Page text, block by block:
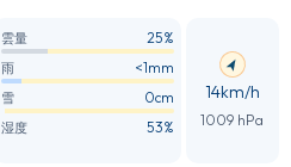
雲量 25%
雨 <1mm
雪 0cm
湿度 53%
14km/h
1009 hPa